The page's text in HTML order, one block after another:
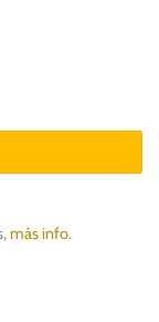
y med cantidad
más info.